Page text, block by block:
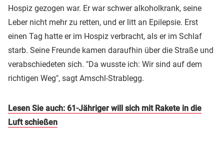
Hospiz gezogen war. Er war schwer alkoholkrank, seine
Leber nicht mehr zu retten, und er litt an Epilepsie. Erst
einen Tag hatte er im Hospiz verbracht, als er im Schlaf
starb. Seine Freunde kamen daraufhin über die Straße und
verabschiedeten sich. "Da wusste ich: Wir sind auf dem
richtigen Weg", sagt Amschl-Strablegg.
Lesen Sie auch: 61-Jähriger will sich mit Rakete in die
Luft schießen